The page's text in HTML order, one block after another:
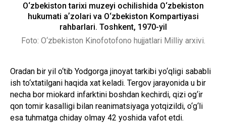
O‘zbekiston tarixi muzeyi ochilishida O‘zbekiston
hukumati aʼzolari va O‘zbekiston Kompartiyasi
rahbarlari. Toshkent, 1970-yil
Foto: O‘zbekiston Kinofotofono hujjatlari Milliy arxivi.
Oradan bir yil o‘tib Yodgorga jinoyat tarkibi yo‘qligi sababli
ish to‘xtatilgani haqida xat keladi. Tergov jarayonida u bir
necha bor miokard infarktini boshdan kechirdi, qizi og‘ir
qon tomir kasalligi bilan reanimatsiyaga yotqizildi, o‘g‘li
esa tuhmatga chiday olmay 42 yoshida vafot etdi.